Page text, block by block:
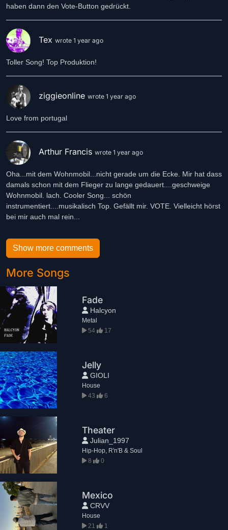
haben dann den Vote-Button gedrückt.
Tex wrote 1 year ago
Toller Song! Top Produktion!
ziggieonline wrote 1 year ago
Love from portugal
Arthur Francis wrote 1 year ago
Oha...mit dem Wohnmobil...nicht gerade um die Ecke. Mir hat dass
damals schon mit dem Flieger zu lange gedauert....geschweige
Wohnmobil. lach. Cooler Song... schön
instrumentiert....musikalisch Top. Gefällt mir. VOTE. Vielleicht hörst
bei mir auch mal rein...
Show more comments
More Songs
Fade
Halcyon
Metal
54
17
Jelly
GIOLI
House
43
6
Theater
Julian_1997
Hip-Hop, R'n'B & Soul
8
0
Mexico
CRVV
House
21
1